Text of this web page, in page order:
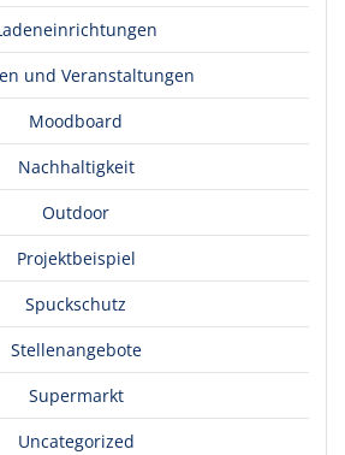
und Veranstaltungen
Moodboard
Nachhaltigkeit
Outdoor
Projektbeispiel
Spuckschutz
Stellenangebote
Supermarkt
Uncategorized